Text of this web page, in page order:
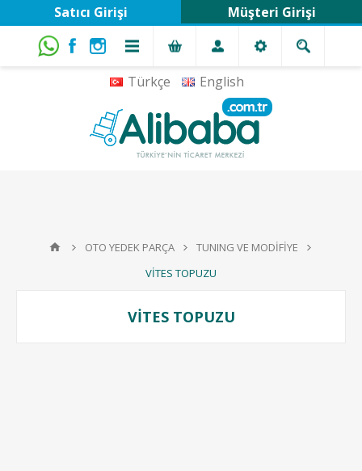
Türkçe English
Satıcı Girişi Müşteri Girişi
OTO YEDEK PARÇA
TUNING VE MODİFİYE
VİTES TOPUZU
VİTES TOPUZU